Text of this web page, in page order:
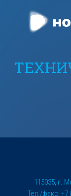
115035, г.
Тел./факс: +7